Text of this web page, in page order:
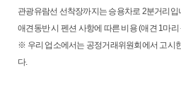
관광유람선 선착장까지는 승용차로 2분거리입
애견동반 시 펜션 사항에 따른 비용 (애견 1마리
※ 우리 업소에서는 공정거래위원회에서 고시
다.